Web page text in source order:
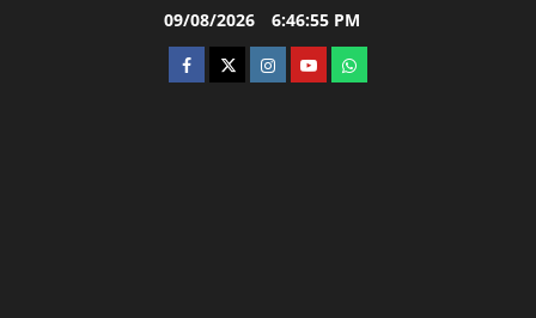
09/08/2026 6:46:56 PM
facebooktwitterinstagram.com
youtubewhatsapp